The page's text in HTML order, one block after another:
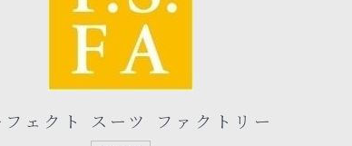
フェクト スーツ ファクトリー